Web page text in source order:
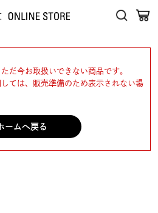
だ今お取扱いできない商品です。
ては、販売準備のため表示されない場
ームへ戻る